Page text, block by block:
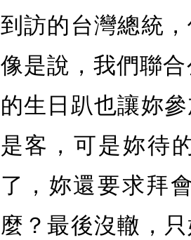
到訪的台灣總統
像是說，我們聯
的生日趴也讓妳
是客，可是妳待
了，妳還要求拜
麼？最後沒轍，